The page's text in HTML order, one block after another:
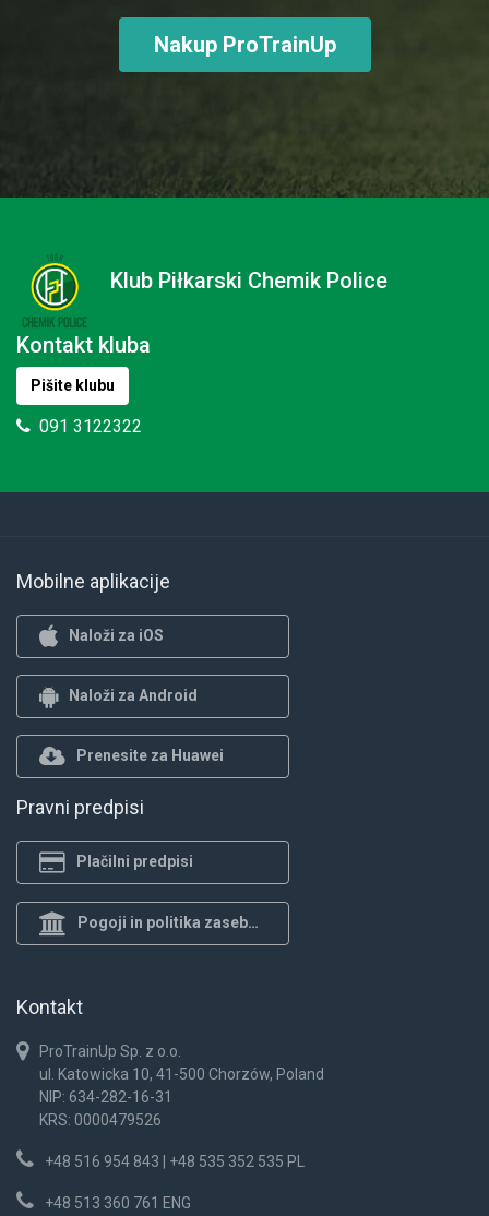
Nakup ProTrainUp
Klub Piłkarski Chemik Police
Kontakt kluba
Pišite klubu
091 3122322
Mobilne aplikacije
Naloži za iOS
Naloži za Android
Prenesite za Huawei
Pravni predpisi
Plačilni predpisi
Pogoji in politika zasebnosti
Kontakt
ProTrainUp Sp. z o.o.
ul. Katowicka 10, 41-500 Chorzów, Poland
NIP: 634-282-16-31
KRS: 0000479526
+48 516 954 843 | +48 535 352 535 PL
+48 513 360 761 ENG